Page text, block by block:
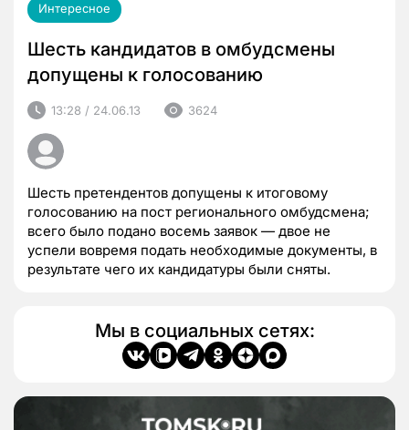
Интересное
Шесть кандидатов в омбудсмены
допущены к голосованию
13:28 / 24.06.13 3624
Шесть претендентов допущены к итоговому
голосованию на пост регионального омбудсмена;
всего было подано восемь заявок — двое не
успели вовремя подать необходимые документы, в
результате чего их кандидатуры были сняты.
Мы в социальных сетях: